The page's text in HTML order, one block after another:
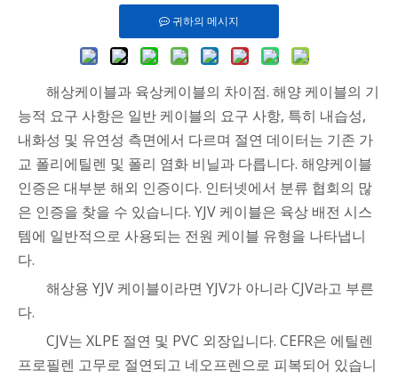
귀하의 메시지
해상케이블과 육상케이블의 차이점. 해양 케이블의 기
능적 요구 사항은 일반 케이블의 요구 사항, 특히 내습성,
내화성 및 유연성 측면에서 다르며 절연 데이터는 기존 가
교 폴리에틸렌 및 폴리 염화 비닐과 다릅니다. 해양케이블
인증은 대부분 해외 인증이다. 인터넷에서 분류 협회의 많
은 인증을 찾을 수 있습니다. YJV 케이블은 육상 배전 시스
템에 일반적으로 사용되는 전원 케이블 유형을 나타냅니
다.
해상용 YJV 케이블이라면 YJV가 아니라 CJV라고 부른
다.
CJV는 XLPE 절연 및 PVC 외장입니다. CEFR은 에틸렌
프로필렌 고무로 절연되고 네오프렌으로 피복되어 있습니